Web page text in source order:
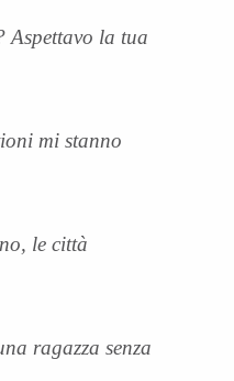
Aspettavo la tua
mi stanno
le città
ragazza senza